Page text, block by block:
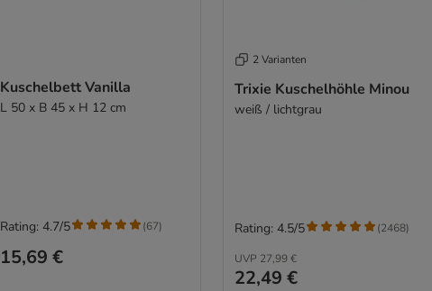
Kuschelbett Vanilla
L 50 x B 45 x H 12 cm
15,69 €
Rating: 4.7/5 (67)
2 Varianten
Trixie Kuschelhöhle Minou
weiß / lichtgrau
UVP 27,99 €
22,49 €
Rating: 4.5/5 (2468)